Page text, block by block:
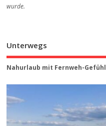
wurde.
Unterwegs
Nahurlaub mit Fernweh-Gefühl